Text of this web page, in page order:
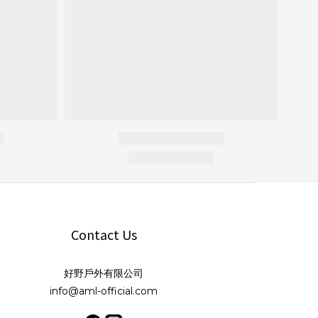
Contact Us
好野戶外有限公司
info@aml-official.com